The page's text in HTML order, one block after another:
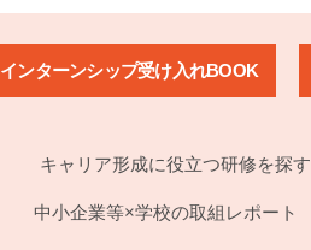
インターンシップ受け入れBOOK
キャリア形成に役立つ研修を探す
中小企業等×学校の取組レポート